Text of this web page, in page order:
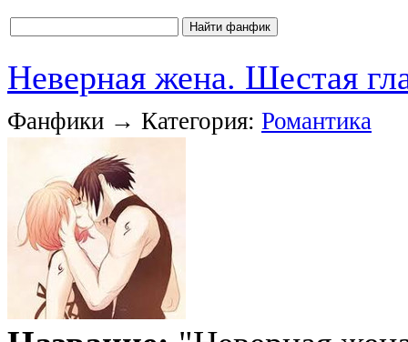
Неверная жена. Шестая
Фанфики → Категория: Романтика